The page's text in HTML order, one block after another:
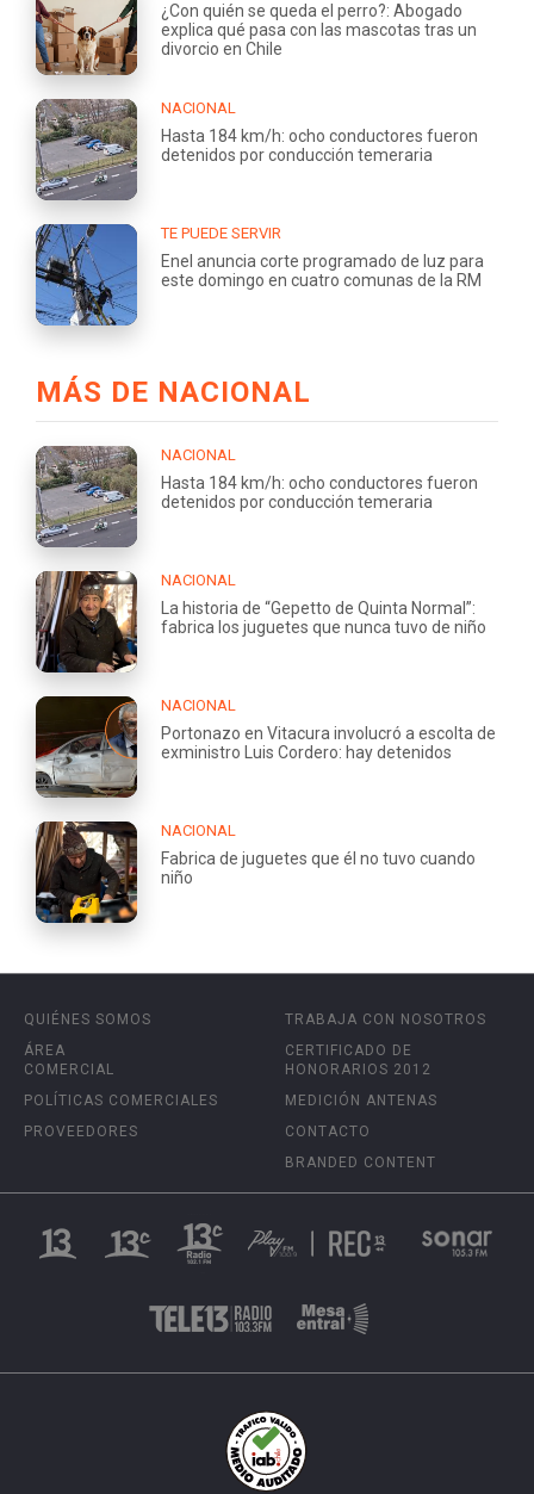
¿Con quién se queda el perro?: Abogado
explica qué pasa con las mascotas tras un
divorcio en Chile
NACIONAL
Hasta 184 km/h: ocho conductores fueron
detenidos por conducción temeraria
TE PUEDE SERVIR
Enel anuncia corte programado de luz para
este domingo en cuatro comunas de la RM
MÁS DE NACIONAL
NACIONAL
Hasta 184 km/h: ocho conductores fueron
detenidos por conducción temeraria
NACIONAL
La historia de “Gepetto de Quinta Normal”:
fabrica los juguetes que nunca tuvo de niño
NACIONAL
Portonazo en Vitacura involucró a escolta de
exministro Luis Cordero: hay detenidos
NACIONAL
Fabrica de juguetes que él no tuvo cuando
niño
QUIÉNES SOMOS
ÁREA
COMERCIAL
POLÍTICAS COMERCIALES
PROVEEDORES
TRABAJA CON NOSOTROS
CERTIFICADO DE
HONORARIOS 2012
MEDICIÓN ANTENAS
CONTACTO
BRANDED CONTENT